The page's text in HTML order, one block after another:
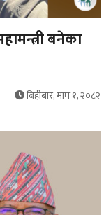
बनेका
बिहीबार, माघ १, २०८२